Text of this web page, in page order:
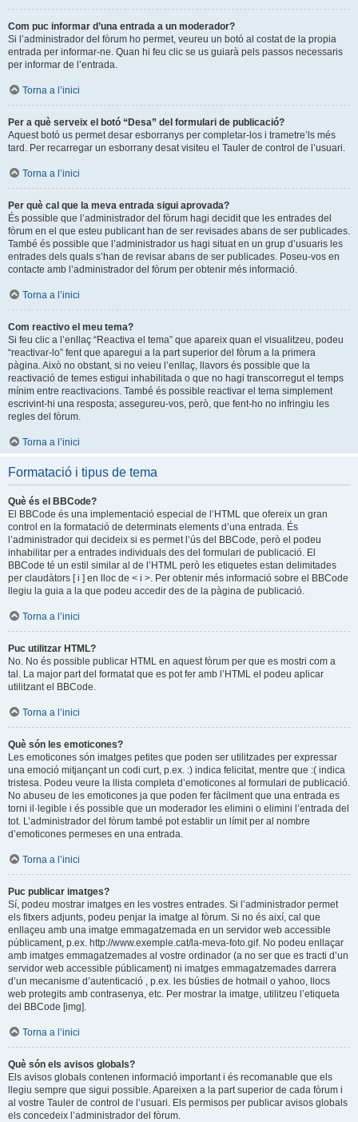
Com puc informar d’una entrada a un moderador?
Si l’administrador del fòrum ho permet, veureu un botó al costat de la propia
entrada per informar-ne. Quan hi feu clic se us guiarà pels passos necessaris
per informar de l’entrada.
Torna a l’inici
Per a què serveix el botó “Desa” del formulari de publicació?
Aquest botó us permet desar esborranys per completar-los i trametre’ls més
tard. Per recarregar un esborrany desat visiteu el Tauler de control de l’usuari.
Torna a l’inici
Per què cal que la meva entrada sigui aprovada?
És possible que l’administrador del fòrum hagi decidit que les entrades del
fòrum en el que esteu publicant han de ser revisades abans de ser publicades.
També és possible que l’administrador us hagi situat en un grup d’usuaris les
entrades dels quals s’han de revisar abans de ser publicades. Poseu-vos en
contacte amb l’administrador del fòrum per obtenir més informació.
Torna a l’inici
Com reactivo el meu tema?
Si feu clic a l’enllaç “Reactiva el tema” que apareix quan el visualitzeu, podeu
“reactivar-lo” fent que aparegui a la part superior del fòrum a la primera
pàgina. Això no obstant, si no veieu l’enllaç, llavors és possible que la
reactivació de temes estigui inhabilitada o que no hagi transcorregut el temps
mínim entre reactivacions. També és possible reactivar el tema simplement
escrivint-hi una resposta; assegureu-vos, però, que fent-ho no infringiu les
regles del fòrum.
Torna a l’inici
Formatació i tipus de tema
Què és el BBCode?
El BBCode és una implementació especial de l’HTML que ofereix un gran
control en la formatació de determinats elements d’una entrada. És
l’administrador qui decideix si es permet l’ús del BBCode, però el podeu
inhabilitar per a entrades individuals des del formulari de publicació. El
BBCode té un estil similar al de l’HTML però les etiquetes estan delimitades
per claudàtors [ i ] en lloc de < i >. Per obtenir més informació sobre el BBCode
llegiu la guia a la que podeu accedir des de la pàgina de publicació.
Torna a l’inici
Puc utilitzar HTML?
No. No és possible publicar HTML en aquest fòrum per que es mostri com a
tal. La major part del formatat que es pot fer amb l’HTML el podeu aplicar
utilitzant el BBCode.
Torna a l’inici
Què són les emoticones?
Les emoticones són imatges petites que poden ser utilitzades per expressar
una emoció mitjançant un codi curt, p.ex. :) indica felicitat, mentre que :( indica
tristesa. Podeu veure la llista completa d’emoticones al formulari de publicació.
No abuseu de les emoticones ja que poden fer fàcilment que una entrada es
torni il·legible i és possible que un moderador les elimini o elimini l’entrada del
tot. L’administrador del fòrum també pot establir un límit per al nombre
d’emoticones permeses en una entrada.
Torna a l’inici
Puc publicar imatges?
Sí, podeu mostrar imatges en les vostres entrades. Si l’administrador permet
els fitxers adjunts, podeu penjar la imatge al fòrum. Si no és així, cal que
enllaçeu amb una imatge emmagatzemada en un servidor web accessible
públicament, p.ex. http://www.exemple.cat/la-meva-foto.gif. No podeu enllaçar
amb imatges emmagatzemades al vostre ordinador (a no ser que es tracti d’un
servidor web accessible públicament) ni imatges emmagatzemades darrera
d’un mecanisme d’autenticació , p.ex. les bústies de hotmail o yahoo, llocs
web protegits amb contrasenya, etc. Per mostrar la imatge, utilitzeu l’etiqueta
del BBCode [img].
Torna a l’inici
Què són els avisos globals?
Els avisos globals contenen informació important i és recomanable que els
llegiu sempre que sigui possible. Apareixen a la part superior de cada fòrum i
al vostre Tauler de control de l’usuari. Els permisos per publicar avisos globals
els concedeix l’administrador del fòrum.